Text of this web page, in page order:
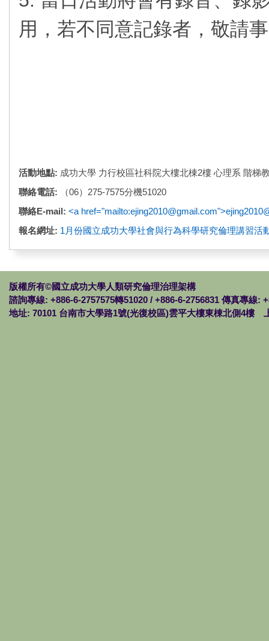
用，若不同意記錄者，敬請
活動地點: 成功大學 力行校區社科院大樓北棟2樓 心理系 階梯
聯絡電話:
（06）275-7575分機51020
聯絡E-mail: <a
報名網址: 1月份國立成功大學社會與行為科學研究倫理講習活
版權所有©國立成功大學人類研究倫理治理架構
諮詢專線: +886-6-2757575轉51020 / +886-6-2756831 傳真專
地址: 70101 台南市大學路1號(光復校區)雲平大樓東棟北側4樓